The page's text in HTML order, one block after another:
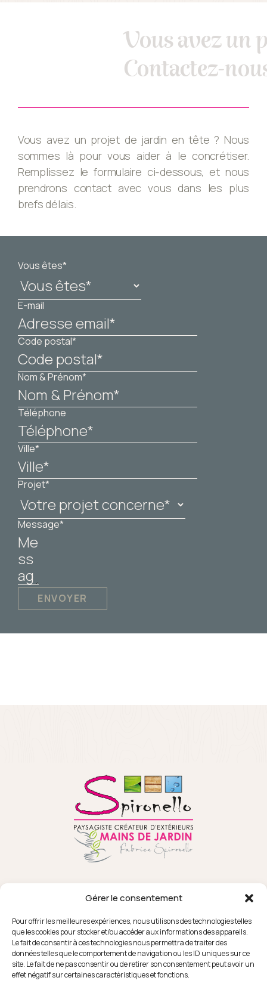
Gérer le consentement
Pour offrir les meilleures expériences, nous utilisons des technologies telles
que les cookies pour stocker et/ou accéder aux informations des appareils.
Le fait de consentir à ces technologies nous permettra de traiter des
données telles que le comportement de navigation ou les ID uniques sur ce
site. Le fait de ne pas consentir ou de retirer son consentement peut avoir un
effet négatif sur certaines caractéristiques et fonctions.
Vous avez un
Contactez-
Vous avez un projet de jardin en tête ? Nous
sommes là pour vous aider à le concrétiser.
Remplissez le formulaire ci-dessous, et nous
prendrons contact avec vous dans les plus
brefs délais.
Vous êtes*
E-mail
Code postal*
Nom & Prénom*
Téléphone
Ville*
Projet*
Message*
ENVOYER
18 RUE SEPAT
82370 CAMPSAS
FACEBOOK
INSTAGRAM
YOUTUBE